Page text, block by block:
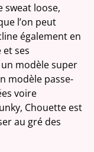
sweat loose,
l’on peut
également en
et ses
modèle super
modèle passe-
voire
Chouette est
au gré des